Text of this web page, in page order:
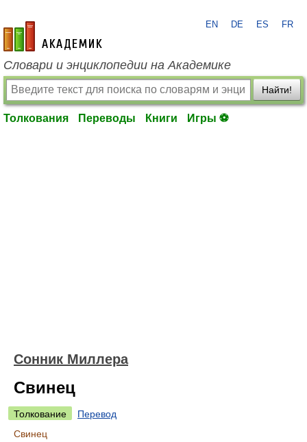
academic.ru
EN DE ES FR
Словари и энциклопедии на Академике
Найти!
Толкования Переводы Книги Игры ⚽
Сонник Миллера
Свинец
Толкование
Перевод
Свинец